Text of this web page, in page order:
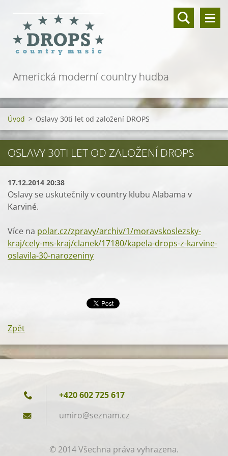
Americká moderní country hudba
Úvod > Oslavy 30ti let od založení DROPS
OSLAVY 30TI LET OD ZALOŽENÍ DROPS
17.12.2014 20:38
Oslavy se uskutečnily v country klubu Alabama v
Karviné.
Více na polar.cz/zpravy/archiv/1/moravskoslezsky-
kraj/cely-ms-kraj/clanek/17180/kapela-drops-z-karvine-
oslavila-30-narozeniny
Zpět
+420 602 725 617
umiro@seznam.cz
© 2014 Všechna práva vyhrazena.